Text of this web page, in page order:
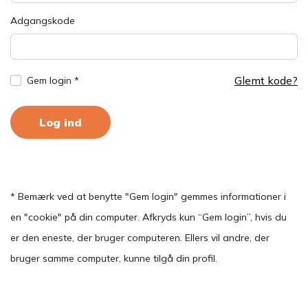
Adgangskode
Gem login * Glemt kode?
Log ind
* Bemærk ved at benytte "Gem login" gemmes informationer i
en "cookie" på din computer. Afkryds kun “Gem login”, hvis du
er den eneste, der bruger computeren. Ellers vil andre, der
bruger samme computer, kunne tilgå din profil.